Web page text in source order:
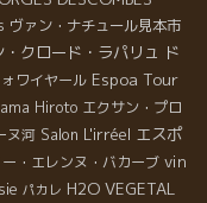
ヴァン・ナチュール見本市
クロード・ラパリュ ド
ワイヤール Espoa Tour
Hiroto エクサン・プロ
ヌ河 Salon L'irréel エスポ
・エレンヌ・バカーブ vin
パカレ H2O VEGETAL